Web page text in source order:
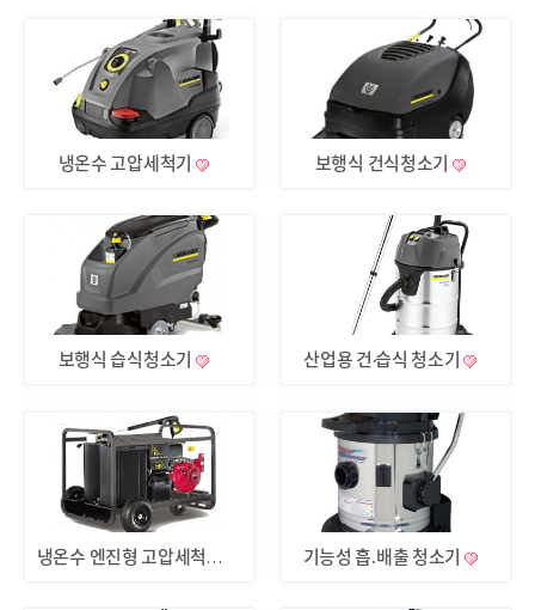
냉온수 고압세척기 보행식 건식청소기
보행식 습식청소기 산업용 건·습식 청소기
기능성 흡.배출 청소기